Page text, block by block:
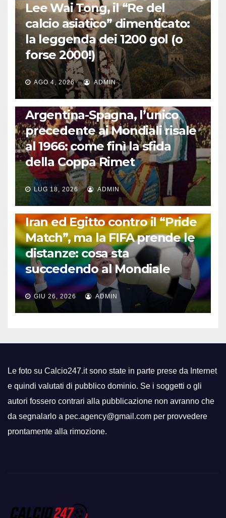
Lee Wai Tong, il “Re del
calcio asiatico” dimenticato:
la leggenda dei 1200 gol (o
forse 2000!)
AGO 4, 2026 ADMIN
CALCIO INTERNAZIONALE
Argentina-Spagna, l’unico
precedente ai Mondiali risale
al 1966: come finì la sfida
della Coppa Rimet
LUG 18, 2026 ADMIN
FUORI DAL CAMPO: CALCIO, GOSSIP E NON SOLO
Iran ed Egitto contro il “Pride
Match”, ma la FIFA prende le
distanze: cosa sta
succedendo al Mondiale
GIU 26, 2026 ADMIN
Le foto su Calcio247.it sono state in parte prese da Internet
e quindi valutati di pubblico dominio. Se i soggetti o gli
autori fossero contrari alla pubblicazione non avranno che
da segnalarlo a pec.agency@gmail.com per provvedere
prontamente alla rimozione.